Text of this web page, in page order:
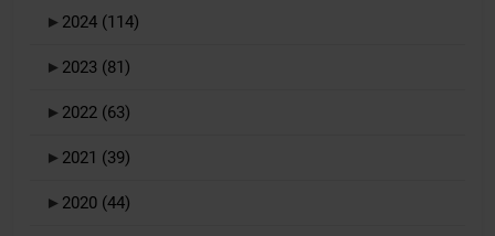
► 2024 (114)
► 2023 (81)
► 2022 (63)
► 2021 (39)
► 2020 (44)